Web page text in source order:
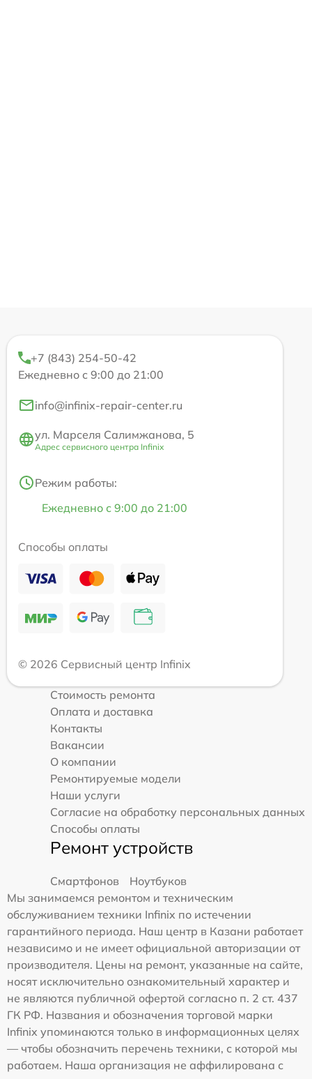
+7 (843) 254-50-42
Ежедневно с 9:00 до 21:00
info@infinix-repair-center.ru
ул. Марселя Салимжанова, 5
Адрес сервисного центра Infinix
Режим работы:
Ежедневно с 9:00 до 21:00
Способы оплаты
© 2026 Сервисный центр Infinix
Стоимость ремонта
Оплата и доставка
Контакты
Вакансии
О компании
Ремонтируемые модели
Наши услуги
Согласие на обработку персональных данных
Способы оплаты
Ремонт устройств
Смартфонов
Ноутбуков
Мы занимаемся ремонтом и техническим
обслуживанием техники Infinix по истечении
гарантийного периода. Наш центр в Казани работает
независимо и не имеет официальной авторизации от
производителя. Цены на ремонт, указанные на сайте,
носят исключительно ознакомительный характер и
не являются публичной офертой согласно п. 2 ст. 437
ГК РФ. Названия и обозначения торговой марки
Infinix упоминаются только в информационных целях
— чтобы обозначить перечень техники, с которой мы
работаем. Наша организация не аффилирована с